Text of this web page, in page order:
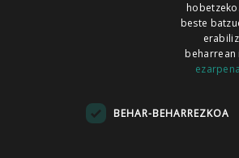
ALEA
MAILOPE NOAUA
hobetzeko.
beste
beharrean
BEHAR-BEHARREZKOA